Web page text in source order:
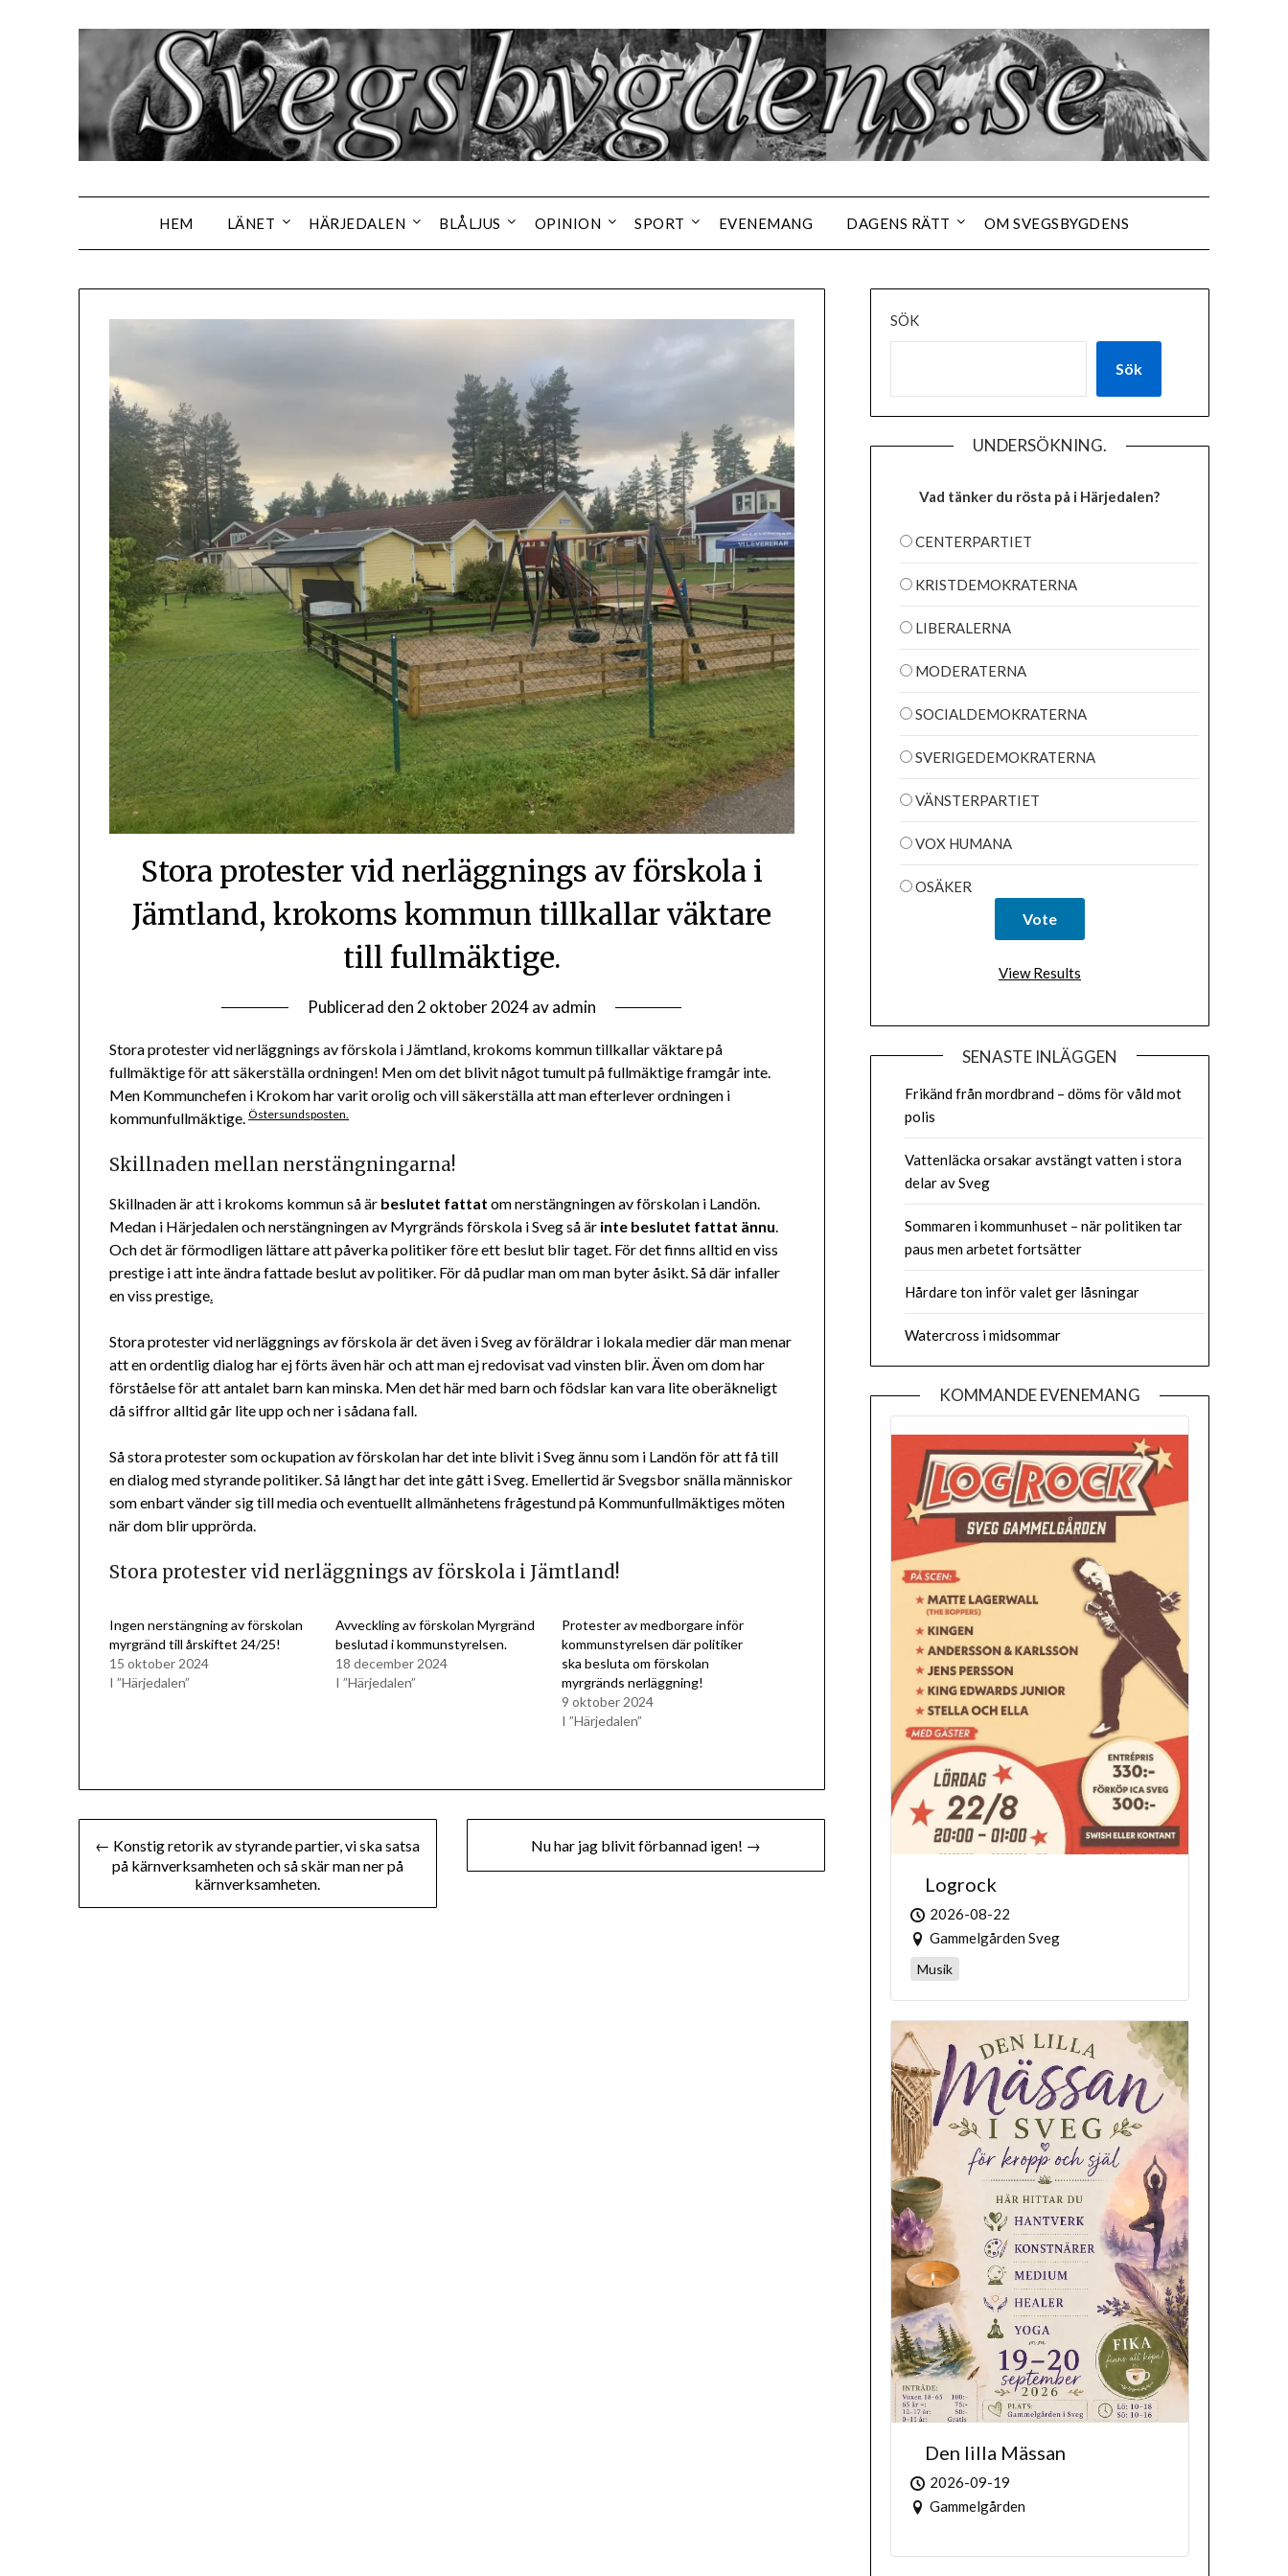
HEM LÄNET HÄRJEDALEN BLÅLJUS OPINION SPORT EVENEMANG DAGENS RÄTT OM SVEGSBYGDENS
Stora protester vid nerläggnings av förskola i
Jämtland, krokoms kommun tillkallar väktare
till fullmäktige.
Publicerad den 2 oktober 2024avadmin
Stora protester vid nerläggnings av förskola i Jämtland, krokoms kommun tillkallar väktare på
fullmäktige för att säkerställa ordningen! Men om det blivit något tumult på fullmäktige framgår inte.
Men Kommunchefen i Krokom har varit orolig och vill säkerställa att man efterlever ordningen i
kommunfullmäktige.Östersundsposten.
Skillnaden mellan nerstängningarna!
Skillnaden är att i krokoms kommun så är beslutet fattat om nerstängningen av förskolan i Landön.
Medan i Härjedalen och nerstängningen av Myrgränds förskola i Sveg så är inte beslutet fattat ännu
Och det är förmodligen lättare att påverka politiker före ett beslut blir taget. För det finns alltid en viss
prestige i att inte ändra fattade beslut av politiker. För då pudlar man om man byter åsikt. Så där infaller
en viss prestige
Stora protester vid nerläggnings av förskola är det även i Sveg av föräldrar i lokala medier där man menar
att en ordentlig dialog har ej förts även här och att man ej redovisat vad vinsten blir. Även om dom har
förståelse för att antalet barn kan minska. Men det här med barn och födslar kan vara lite oberäkneligt
då siffror alltid går lite upp och ner i sådana fall.
Så stora protester som ockupation av förskolan har det inte blivit i Sveg ännu som i Landön för att få till
en dialog med styrande politiker. Så långt har det inte gått i Sveg. Emellertid är Svegsbor snälla människor
som enbart vänder sig till media och eventuellt allmänhetens frågestund på Kommunfullmäktiges möten
när dom blir upprörda.
Stora protester vid nerläggnings av förskola i Jämtland!
Ingen nerstängning av förskolan
myrgränd till årskiftet 24/25!
15 oktober 2024
I ”Härjedalen”
Avveckling av förskolan Myrgränd
beslutad i kommunstyrelsen.
18 december 2024
I ”Härjedalen”
Protester av medborgare inför
kommunstyrelsen där politiker
ska besluta om förskolan
myrgränds nerläggning!
9 oktober 2024
I ”Härjedalen”
Inläggsnavigering
← Konstig retorik av styrande partier, vi ska satsa
på kärnverksamheten och så skär man ner på
kärnverksamheten.
Nu har jag blivit förbannad igen! →
SÖK
Sök
UNDERSÖKNING.
Vad tänker du rösta på i Härjedalen?
CENTERPARTIET
KRISTDEMOKRATERNA
LIBERALERNA
MODERATERNA
SOCIALDEMOKRATERNA
SVERIGEDEMOKRATERNA
VÄNSTERPARTIET
VOX HUMANA
OSÄKER
View Results
SENASTE INLÄGGEN
Frikänd från mordbrand – döms för våld mot
polis
Vattenläcka orsakar avstängt vatten i stora
delar av Sveg
Sommaren i kommunhuset – när politiken tar
paus men arbetet fortsätter
Hårdare ton inför valet ger låsningar
Watercross i midsommar
KOMMANDE EVENEMANG
Logrock
2026-08-22
Gammelgården Sveg
Musik
Den lilla Mässan
2026-09-19
Gammelgården